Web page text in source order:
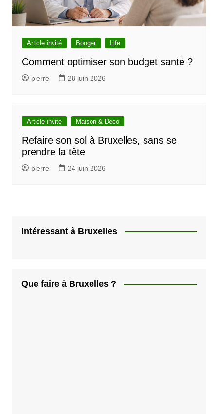
Article invité Bouger Life
Comment optimiser son budget santé ?
pierre 28 juin 2026
Article invité Maison & Deco
Refaire son sol à Bruxelles, sans se
prendre la tête
pierre 24 juin 2026
Intéressant à Bruxelles
Que faire à Bruxelles ?